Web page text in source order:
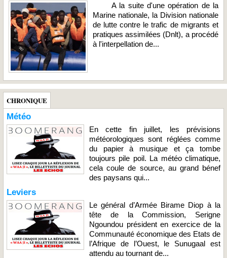
A la suite d'une opération de la
Marine nationale, la Division nationale
de lutte contre le trafic de migrants et
pratiques assimilées (Dnlt), a procédé
à l'interpellation de...
CHRONIQUE
Météo
En cette fin juillet, les prévisions
météorologiques sont réglées comme
du papier à musique et ça tombe
toujours pile poil. La météo climatique,
cela coule de source, au grand bénef
des paysans qui...
Leviers
Le général d’Armée Birame Diop à la
tête de la Commission, Serigne
Ngoundou président en exercice de la
Communauté économique des Etats de
l’Afrique de l’Ouest, le Sunugaal est
attendu au tournant de...